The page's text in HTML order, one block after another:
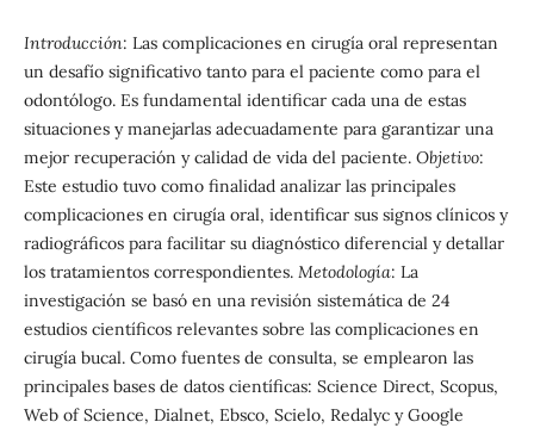
Introducción: Las complicaciones en cirugía oral representan
un desafío significativo tanto para el paciente como para el
odontólogo. Es fundamental identificar cada una de estas
situaciones y manejarlas adecuadamente para garantizar una
mejor recuperación y calidad de vida del paciente. Objetivo:
Este estudio tuvo como finalidad analizar las principales
complicaciones en cirugía oral, identificar sus signos clínicos y
radiográficos para facilitar su diagnóstico diferencial y detallar
los tratamientos correspondientes. Metodología: La
investigación se basó en una revisión sistemática de 24
estudios científicos relevantes sobre las complicaciones en
cirugía bucal. Como fuentes de consulta, se emplearon las
principales bases de datos científicas: Science Direct, Scopus,
Web of Science, Dialnet, Ebsco, Scielo, Redalyc y Google